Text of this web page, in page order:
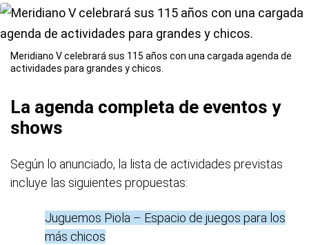
Meridiano V celebrará sus 115 años con una cargada agenda de
actividades para grandes y chicos.
La agenda completa de eventos y
shows
Según lo anunciado, la lista de actividades previstas
incluye las siguientes propuestas:
Juguemos Piola – Espacio de juegos para los
más chicos